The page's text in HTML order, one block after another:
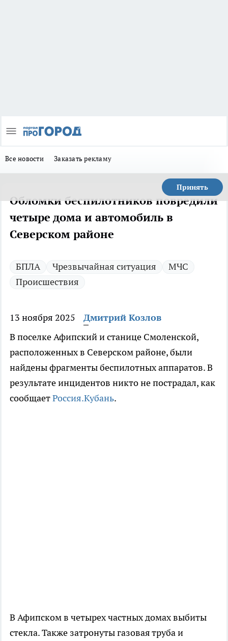
Все новости Заказать рекламу
Принять
Обломки беспилотников повредили
четыре дома и автомобиль в
Северском районе
БПЛА Чрезвычайная ситуация
МЧС
Происшествия
13 ноября 2025
Дмитрий Козлов
В поселке Афипский и станице Смоленской,
расположенных в Северском районе, были
найдены фрагменты беспилотных аппаратов. В
результате инцидентов никто не пострадал, как
сообщаетРоссия.Кубань.
В Афипском в четырех частных домах выбиты
стекла. Также затронуты газовая труба и